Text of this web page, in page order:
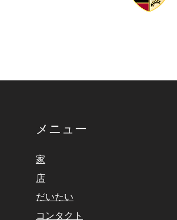
メニュー
家
店
だいたい
コンタクト